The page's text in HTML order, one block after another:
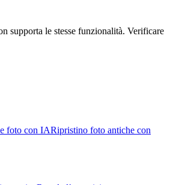
supporta le stesse funzionalità. Verificare
foto con IARipristino foto antiche con